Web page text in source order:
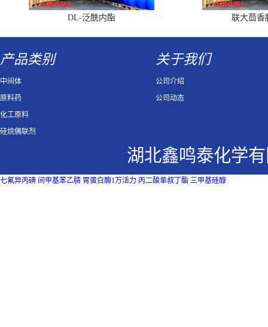
DL-泛酰内酯 联大茴香
产品类别
中间体
原料药
化工原料
硅烷偶联剂
关于我们
公司介绍
公司动态
湖北鑫鸣泰化学
七氟异丙碘 间甲基苯乙腈 胃蛋白酶1万活力 丙二酸单叔丁酯 三甲基硅醇